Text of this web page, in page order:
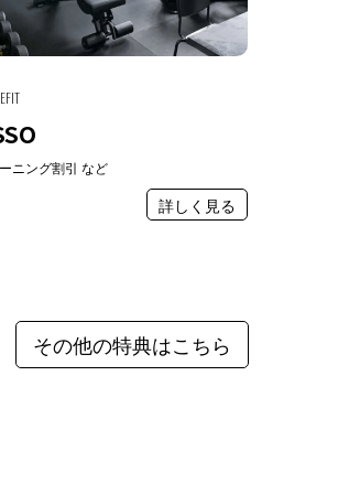
ニング割引 など
詳しく見る
その他の特典はこちら